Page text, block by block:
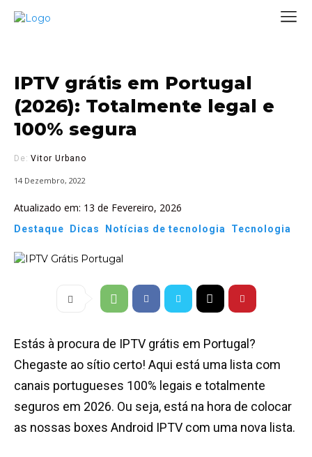
IPTV grátis em Portugal
(2026): Totalmente legal e
100% segura
De: Vitor Urbano
14 Dezembro, 2022
Atualizado em: 13 de Fevereiro, 2026
Destaque Dicas Notícias de tecnologia Tecnologia
Estás à procura de IPTV grátis em Portugal?
Chegaste ao sítio certo! Aqui está uma lista com
canais portugueses 100% legais e totalmente
seguros em 2026. Ou seja, está na hora de colocar
as nossas boxes Android IPTV com uma nova lista.